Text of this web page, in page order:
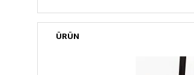
ÜRÜN